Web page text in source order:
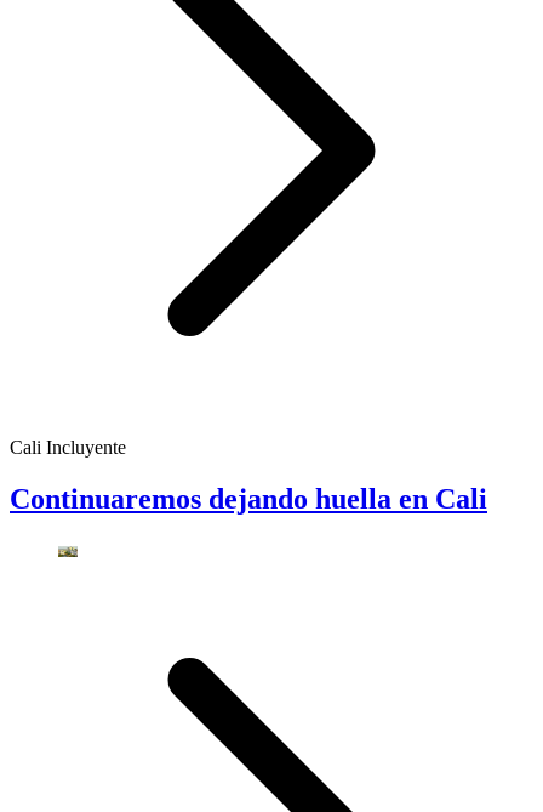
Cali Incluyente
Continuaremos dejando huella en Cali